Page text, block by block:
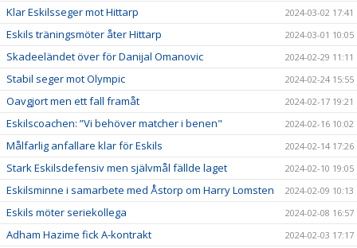
Klar Eskilsseger mot Hittarp 2024-03-02 17:41
Eskils träningsmöter åter Hittarp 2024-03-01 10:05
Skadeeländet över för Danijal Omanovic 2024-02-29 11:11
Stabil seger mot Olympic 2024-02-24 15:55
Oavgjort men ett fall framåt 2024-02-17 19:21
Eskilscoachen: ”Vi behöver matcher i benen" 2024-02-16 10:02
Målfarlig anfallare klar för Eskils 2024-02-14 17:26
Stark Eskilsdefensiv men självmål fällde laget 2024-02-10 19:05
Eskilsminne i samarbete med Åstorp om Harry Lomsten 2024-02-09 10:13
Eskils möter seriekollega 2024-02-08 16:57
Adham Hazime fick A-kontrakt 2024-02-03 17:17